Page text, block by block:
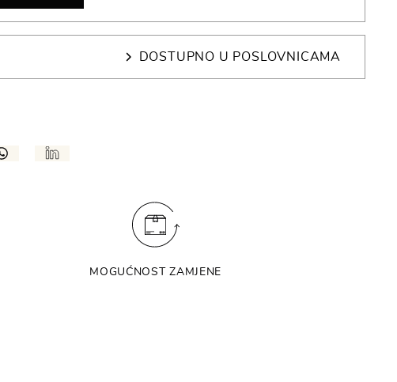
DOSTUPNO U POSLOVNICAMA
MOGUĆNOST ZAMJENE